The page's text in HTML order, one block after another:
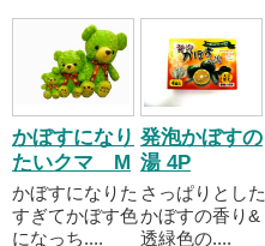
かぼすになり
たいクマ M
かぼすになりた
すぎてかぼす色
になっち....
発泡かぼすの
湯 4P
さっぱりとした
かぼすの香り&
透緑色の....